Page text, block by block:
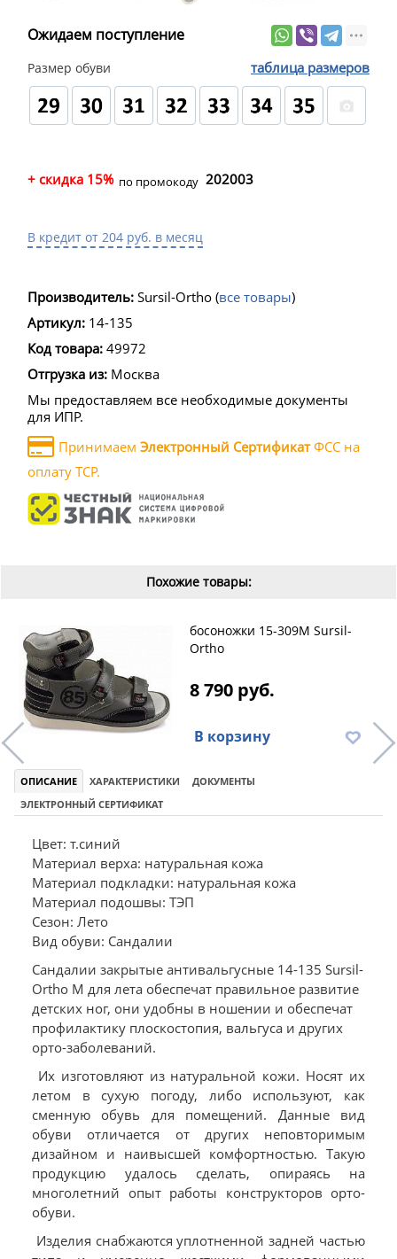
Ожидаем поступление
Размер обуви таблица размеров
+ скидка 15% по промокоду 202003
В кредит от 204 руб. в месяц
Производитель: Sursil-Ortho (все товары)
Артикул: 14-135
Код товара: 49972
Отгрузка из: Москва
Мы предоставляем все необходимые документы
для ИПР.
Принимаем Электронный СертификатФСС на
оплату ТСР.
Похожие товары:
босоножки 15-309M Sursil-
Ortho
8 790 руб.
В корзину
ОПИСАНИЕ ХАРАКТЕРИСТИКИ
ДОКУМЕНТЫ
ЭЛЕКТРОННЫЙ СЕРТИФИКАТ
Цвет: т.синий
Материал верха: натуральная кожа
Материал подкладки: натуральная кожа
Материал подошвы: ТЭП
Сезон: Лето
Вид обуви: Сандалии
Сандалии закрытые антивальгусные 14-135 Sursil-
Ortho М для лета обеспечат правильное развитие
детских ног, они удобны в ношении и обеспечат
профилактику плоскостопия, вальгуса и других
орто-заболеваний.
Их изготовляют из натуральной кожи. Носят их
летом в сухую погоду, либо используют, как
сменную обувь для помещений. Данные вид
обуви отличается от других неповторимым
дизайном и наивысшей комфортностью. Такую
продукцию удалось сделать, опираясь на
многолетний опыт работы конструкторов орто-
обуви.
Изделия снабжаются уплотненной задней частью